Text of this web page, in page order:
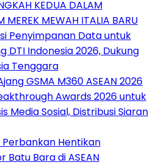
KEDUA DALAM
MEREK MEWAH ITALIA BARU
Penyimpanan Data untuk
DTI Indonesia 2026, Dukung
Tenggara
GSMA M360 ASEAN 2026
Awards 2026 untuk
Media Sosial, Distribusi Siaran
Perbankan Hentikan
Batu Bara di ASEAN